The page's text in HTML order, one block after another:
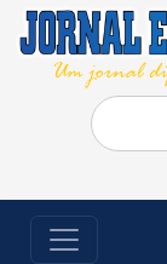
Pesquisar
por: